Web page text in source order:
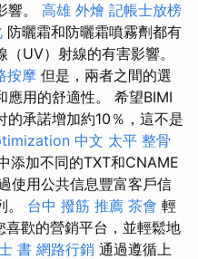
響。 高雄 外燴 記帳士放榜
防曬霜和防曬霜噴霧劑都有
UV）射線的有害影響。
按摩 但是，兩者之間的選
應用的舒適性。 希望BIMI
的承諾增加約10％，這不是
中文 太平 整骨
添加不同的TXT和CNAME
使用公共信息豐富客戶信
。 台中 撥筋 推薦 茶會 輕
歡的營銷平台，並輕鬆地
書 網路行銷 通過遵循上